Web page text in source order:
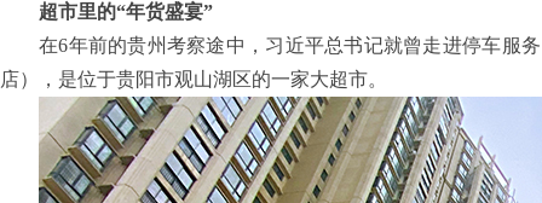
超市里的“年货盛宴”
在6年前的贵州考察途中，习近平总书记就曾走进停车服
店），是位于贵阳市观山湖区的一家大超市。